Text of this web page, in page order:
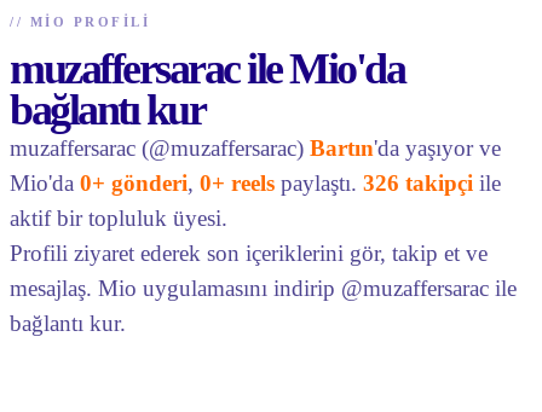
// MIO PROFILI
muzaffersarac ile Mio'da
bağlantı kur
muzaffersarac (@muzaffersarac) Bartın'da yaşıyor ve
Mio'da 0+ gönderi, 0+ reels paylaştı. 326 takipçi ile
aktif bir topluluk üyesi.
Profili ziyaret ederek son içeriklerini gör, takip et ve
mesajlaş. Mio uygulamasını indirip @muzaffersarac ile
bağlantı kur.